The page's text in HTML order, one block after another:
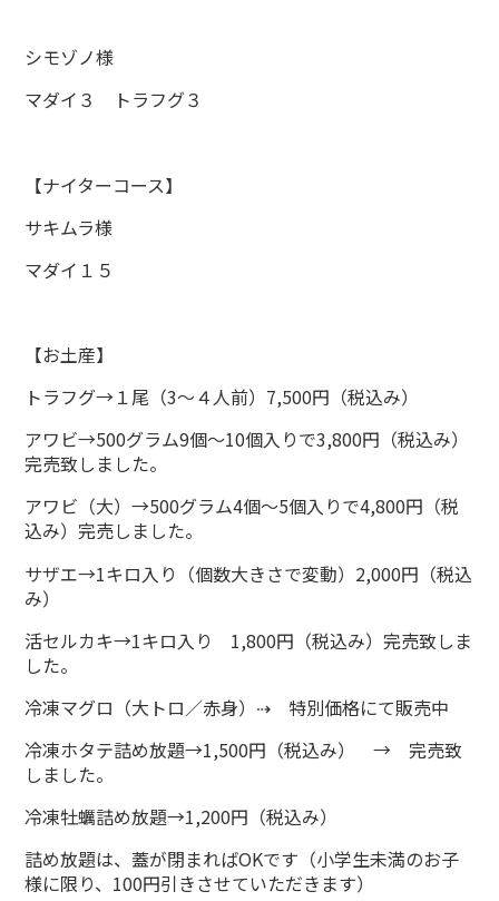
シモゾノ様
マダイ３ トラフグ３
【ナイターコース】
サキムラ様
マダイ１５
【お土産】
トラフグ→１尾（3～４人前）7,500円（税込み）
アワビ→500グラム9個～10個入りで3,800円（税込み）
完売致しました。
アワビ（大）→500グラム4個～5個入りで4,800円（税
込み）完売しました。
サザエ→1キロ入り（個数大きさで変動）2,000円（税込
み）
活セルカキ→1キロ入り 1,800円（税込み）完売致しま
した。
冷凍マグロ（大トロ／赤身）⇢ 特別価格にて販売中
冷凍ホタテ詰め放題→1,500円（税込み） → 完売致
しました。
冷凍牡蠣詰め放題→1,200円（税込み）
詰め放題は、蓋が閉まればOKです（小学生未満のお子
様に限り、100円引きさせていただきます）